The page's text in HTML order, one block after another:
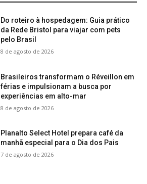
Do roteiro à hospedagem: Guia prático
da Rede Bristol para viajar com pets
pelo Brasil
8 de agosto de 2026
Brasileiros transformam o Réveillon em
férias e impulsionam a busca por
experiências em alto-mar
8 de agosto de 2026
Planalto Select Hotel prepara café da
manhã especial para o Dia dos Pais
7 de agosto de 2026